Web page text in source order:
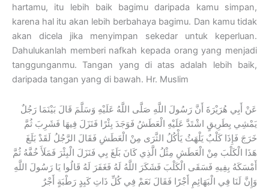
hartamu, itu lebih baik bagimu daripada kamu simpan,
karena hal itu akan lebih berbahaya bagimu. Dan kamu tidak
akan dicela jika menyimpan sekedar untuk keperluan.
Dahulukanlah memberi nafkah kepada orang yang menjadi
tanggunganmu. Tangan yang di atas adalah lebih baik,
daripada tangan yang di bawah. Hr. Muslim
عَنْ أَبِي هُرَيْرَةَ أَنَّ رَسُولَ اللَّهِ صَلَّى اللَّهُ عَلَيْهِ وَسَلَّمَ قَالَ بَيْنَمَا رَجُلٌ
يَمْشِي بِطَرِيقٍ اشْتَدَّ عَلَيْهِ الْعَطَشُ فَوَجَدَ بِئْرًا فَنَزَلَ فِيهَا فَشَرِبَ ثُمَّ
خَرَجَ فَإِذَا كَلْبٌ يَلْهَثُ يَأْكُلُ الثَّرَى مِنْ الْعَطَشِ فَقَالَ الرَّجُلُ لَقَدْ بَلَغَ
هَذَا الْكَلْبَ مِنْ الْعَطَشِ مِثْلُ الَّذِي كَانَ بَلَغَ بِي فَنَزَلَ الْبِئْرَ فَمَلَأَ خُفَّهُ ثُمَّ
أَمْسَكَهُ بِفِيهِ فَسَقَى الْكَلْبَ فَشَكَرَ اللَّهُ لَهُ فَغَفَرَ لَهُ قَالُوا يَا رَسُولَ اللَّهِ
وَإِنَّ لَنَا فِي الْبَهَائِمِ أَجْرًا فَقَالَ نَعَمْ فِي كُلِّ ذَاتِ كَبِدٍ رَطْبَةٍ أَجْرٌ